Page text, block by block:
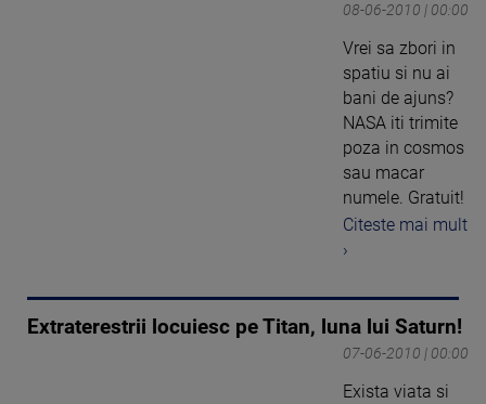
08-06-2010 | 00:00
Vrei sa zbori in
spatiu si nu ai
bani de ajuns?
NASA iti trimite
poza in cosmos
sau macar
numele. Gratuit!
Citeste mai mult
›
Extraterestrii locuiesc pe Titan, luna lui Saturn!
07-06-2010 | 00:00
Exista viata si